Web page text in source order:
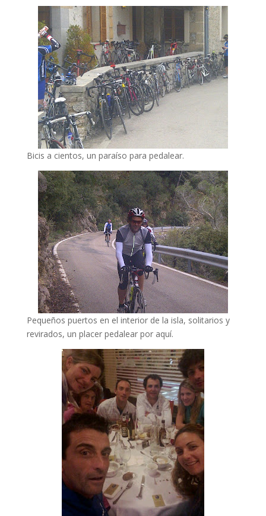
Bicis a cientos, un paraíso para pedalear.
Pequeños puertos en el interior de la isla, solitarios y
revirados, un placer pedalear por aquí.